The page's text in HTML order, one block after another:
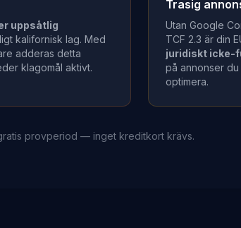
uppsåtlig
kalifornisk lag. Med
adderas detta
klagomål aktivt.
Trasig
Utan Google
TCF 2.3 är din
juridiskt icke-
på annonser
optimera.
provperiod — inget kreditkort krävs.